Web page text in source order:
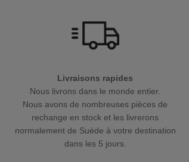
Livraisons rapides
Nous livrons dans le monde entier.
Nous avons de nombreuses pièces de
rechange en stock et les livrerons
normalement de Suède à votre destination
dans les 5 jours.